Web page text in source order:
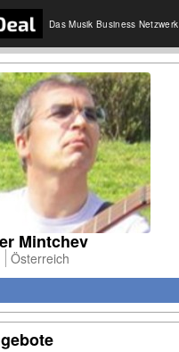
Das Musik Business Netzwerk
Mintchev
Österreich